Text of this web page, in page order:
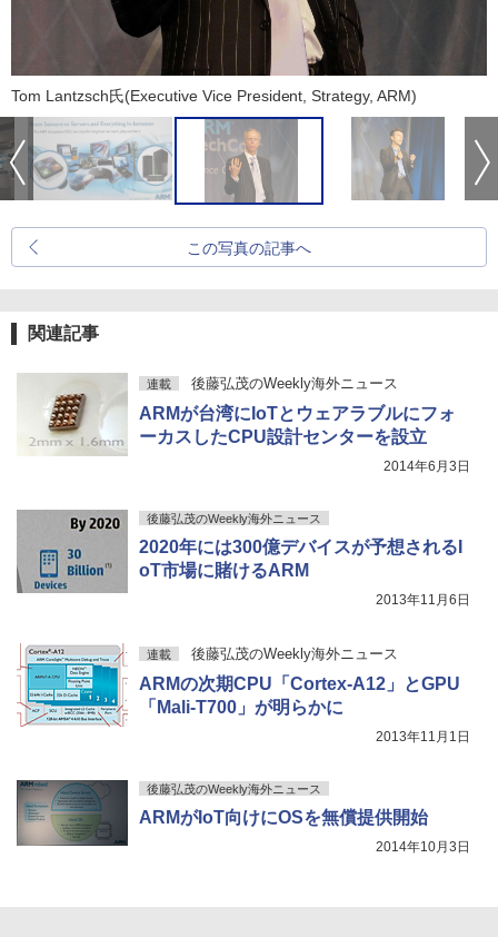
Tom Lantzsch氏(Executive Vice President, Strategy, ARM)
この写真の記事へ
関連記事
連載 後藤弘茂のWeekly海外ニュース
ARMが台湾にIoTとウェアラブルにフォ
ーカスしたCPU設計センターを設立
2014年6月3日
後藤弘茂のWeekly海外ニュース
2020年には300億デバイスが予想されるI
oT市場に賭けるARM
2013年11月6日
連載 後藤弘茂のWeekly海外ニュース
ARMの次期CPU「Cortex-A12」とGPU
「Mali-T700」が明らかに
2013年11月1日
後藤弘茂のWeekly海外ニュース
ARMがIoT向けにOSを無償提供開始
2014年10月3日